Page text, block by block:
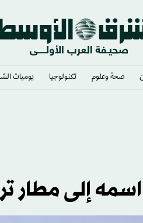
صحة وعلوم تكنولوجيا يوميات
اسمه إلى مطار